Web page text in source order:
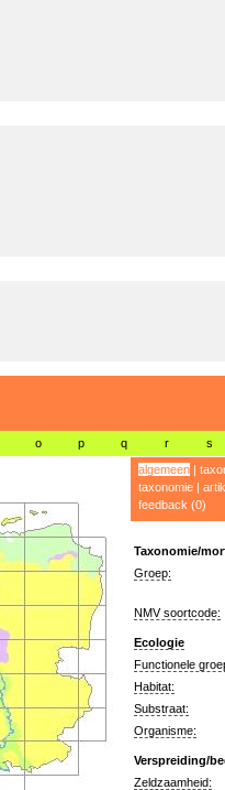
o p q r s
algemeen|
taxonomie|
feedback (0)
Taxonomie/
Groep:
NMV soortcode:
Ecologie
Functionele
Habitat:
Substraat:
Organisme:
Verspreiding/
Zeldzaamheid: